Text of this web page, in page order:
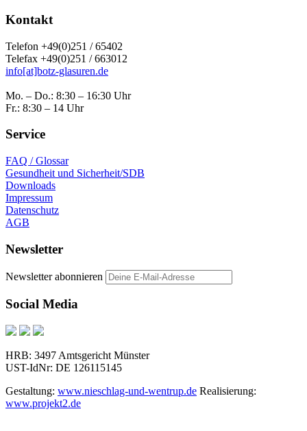
Kontakt
Telefon +49(0)251 / 65402
Telefax +49(0)251 / 663012
info[at]botz-glasuren.de
Mo. – Do.: 8:30 – 16:30 Uhr
Fr.: 8:30 – 14 Uhr
Service
FAQ / Glossar
Gesundheit und Sicherheit/SDB
Downloads
Impressum
Datenschutz
AGB
Newsletter
Newsletter abonnieren
Social Media
HRB: 3497 Amtsgericht Münster
UST-IdNr: DE 126115145
Gestaltung: www.nieschlag-und-wentrup.de Realisierung:
www.projekt2.de